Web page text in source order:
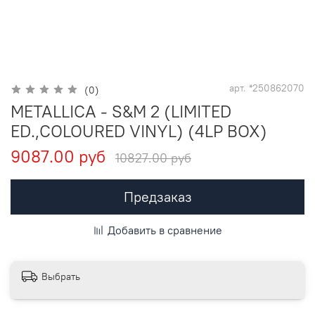
(0) арт. *250862070
METALLICA - S&M 2 (LIMITED
ED.,COLOURED VINYL) (4LP BOX)
9087.00 руб
10827.00 руб
Предзаказ
Добавить в сравнение
Выбрать